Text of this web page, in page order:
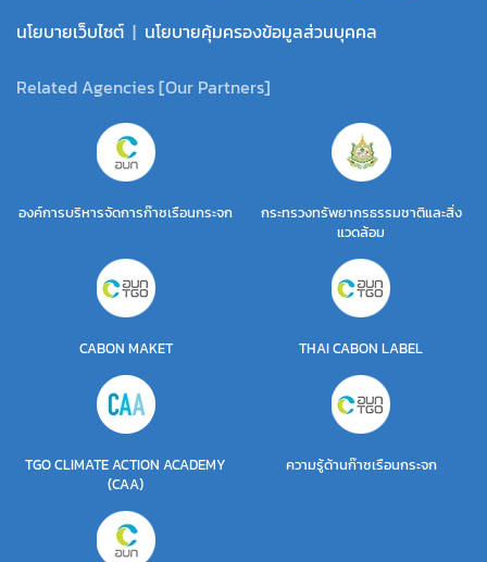
นโยบายเว็บไซต์ | นโยบายคุ้มครองข้อมูลส่วนบุคคล
Related Agencies [Our Partners]
องค์การบริหารจัดการก๊าซเรือนกระจก
กระทรวงทรัพยากรธรรมชาติและสิ่ง
แวดล้อม
CABON MAKET THAI CABON LABEL
TGO CLIMATE ACTION ACADEMY
(CAA)
ความรู้ด้านก๊าซเรือนกระจก